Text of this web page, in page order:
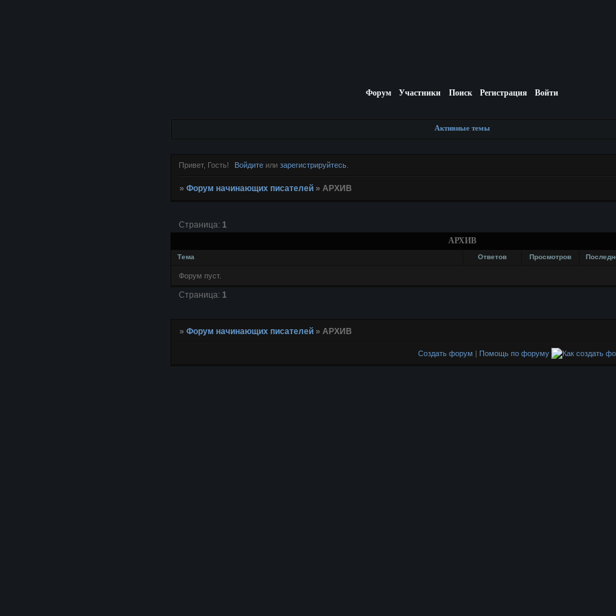
Форум Участники Поиск Регистрация Войти
Активные темы
Привет, Гость! Войдите или зарегистрируйтесь
» Форум начинающих писателей » АРХИВ
АРХИВ
Страница: 1
Тема Ответов Просмотров
Форум пуст.
Страница: 1
» Форум начинающих писателей » АРХИВ
Создать форум | Помощь по форуму